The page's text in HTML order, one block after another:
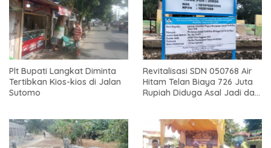
Plt Bupati Langkat Diminta
Tertibkan Kios-kios di Jalan
Sutomo
Revitalisasi SDN 050768 Air
Hitam Telan Biaya 726 Juta
Rupiah Diduga Asal Jadi dan